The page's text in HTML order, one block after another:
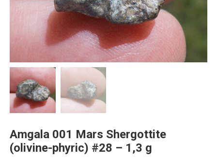
Amgala 001 Mars Shergottite
(olivine-phyric) #28 – 1,3 g